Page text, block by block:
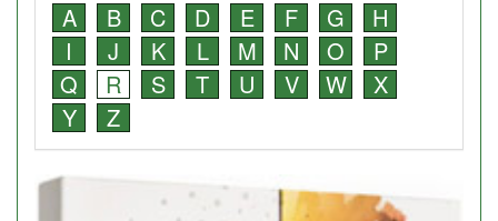
A B C D E F G
H
I
J K L M N O
P
Q
R S T U V W
X
Y
Z